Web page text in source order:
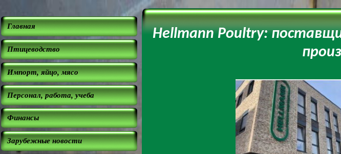
Главная
Птицеводство
Импорт, яйцо, мясо
Персонал, работа, учеба
Финансы
Зарубежные новости
Hellmann Poultry: